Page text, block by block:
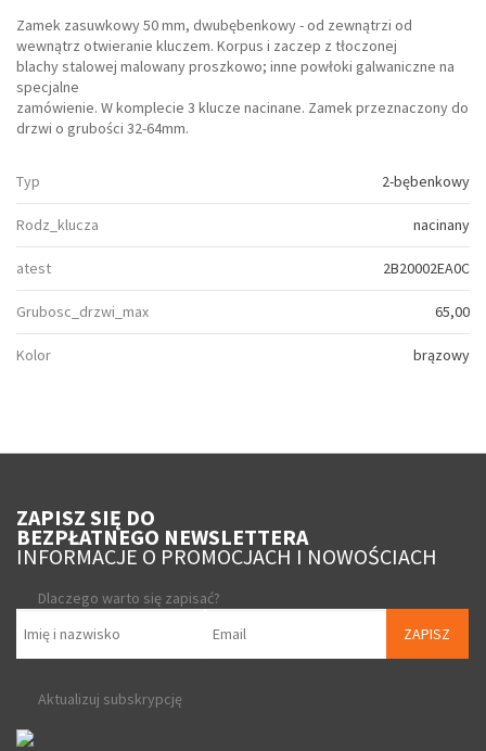
Zamek zasuwkowy 50 mm, dwubębenkowy - od zewnątrzi od
wewnątrz otwieranie kluczem. Korpus i zaczep z tłoczonej
blachy stalowej malowany proszkowo; inne powłoki galwaniczne na
specjalne
zamówienie. W komplecie 3 klucze nacinane. Zamek przeznaczony do
drzwi o grubości 32-64mm.
Typ 2-bębenkowy
Rodz_klucza nacinany
atest 2B20002EA0C
Grubosc_drzwi_max 65,00
Kolor brązowy
ZAPISZ SIĘ DO
BEZPŁATNEGO NEWSLETTERA
INFORMACJE O PROMOCJACH I NOWOŚCIACH
Dlaczego warto się zapisać?
ZAPISZ
Aktualizuj subskrypcję